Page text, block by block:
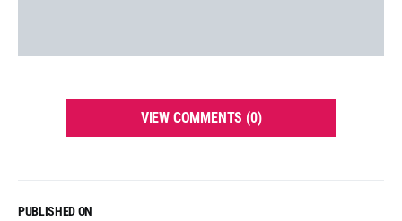
PUBLISHED ON
VIEW COMMENTS (0)